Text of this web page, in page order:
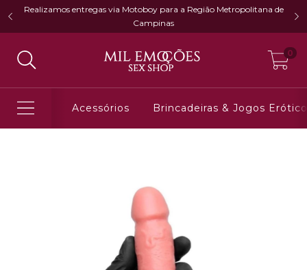
Realizamos entregas via Motoboy para a Região Metropolitana de
Campinas
0
Acessórios Brincadeiras & Jogos